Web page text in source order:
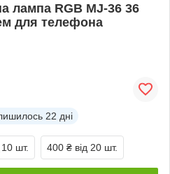
лампа RGB MJ-36 36
для телефона
22 дні
10 шт. 400 ₴ від 20 шт.